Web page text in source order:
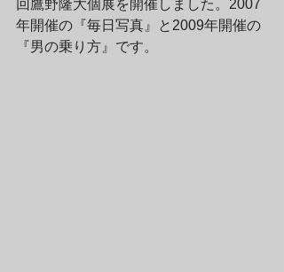
回鷹野隆大個展を開催しました。2007
年開催の『毎日写真』と2009年開催の
『男の乗り方』です。